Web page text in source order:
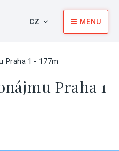
CZ MENU
Praha 1 - 177m
Praha 1